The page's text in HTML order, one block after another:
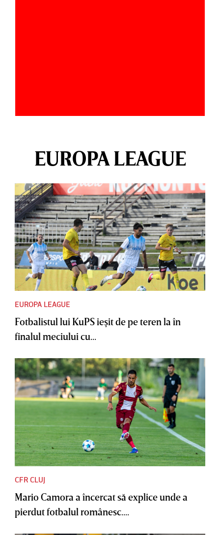
EUROPA LEAGUE
EUROPA LEAGUE
Fotbalistul lui KuPS ieşit de pe teren la în
finalul meciului cu...
CFR CLUJ
Mario Camora a încercat să explice unde a
pierdut fotbalul românesc....